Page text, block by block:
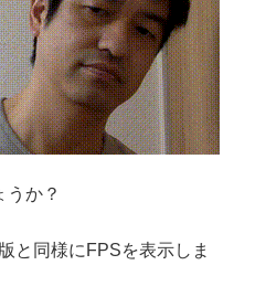
うか？
と同様にFPSを表示しま